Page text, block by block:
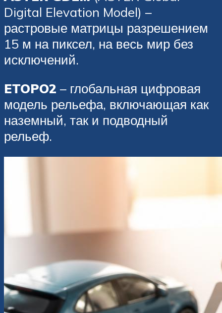
Digital Elevation Model) –
растровые матрицы разрешением
15 м на пиксел, на весь мир без
исключений.
ETOPO2 – глобальная цифровая
модель рельефа, включающая как
наземный, так и подводный
рельеф.